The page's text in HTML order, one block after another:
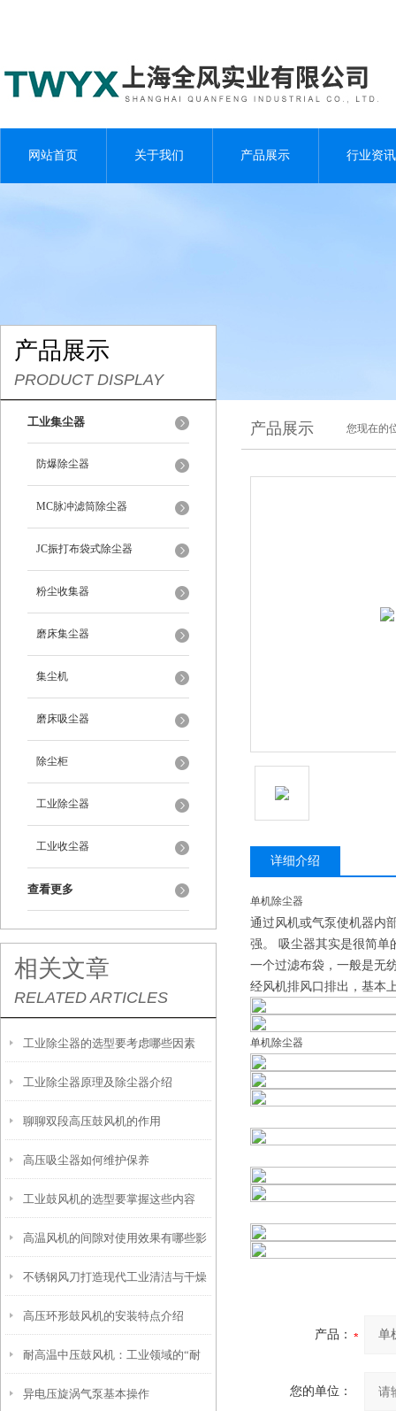
网站首页 关于我们 产品展示 行业资讯
产品展示
PRODUCT DISPLAY
工业集尘器
防爆除尘器
MC脉冲滤筒除尘器
JC振打布袋式除尘器
粉尘收集器
磨床集尘器
集尘机
磨床吸尘器
除尘柜
工业除尘器
工业收尘器
查看更多
相关文章
RELATED ARTICLES
工业除尘器的选型要考虑哪些因素
工业除尘器原理及除尘器介绍
聊聊双段高压鼓风机的作用
高压吸尘器如何维护保养
工业鼓风机的选型要掌握这些内容
高温风机的间隙对使用效果有哪些影
响
不锈钢风刀打造现代工业清洁与干燥
的神器
高压环形鼓风机的安装特点介绍
耐高温中压鼓风机：工业领域的“耐
热勇士”
异电压旋涡气泵基本操作
产品展示 您现在的
详细介绍
单机除尘器
通过风机或气泵使机器内
强。 吸尘器其实是很简单
一个过滤布袋，一般是无
经风机排风口排出，基本
单机除尘器
产品：
您的单位：